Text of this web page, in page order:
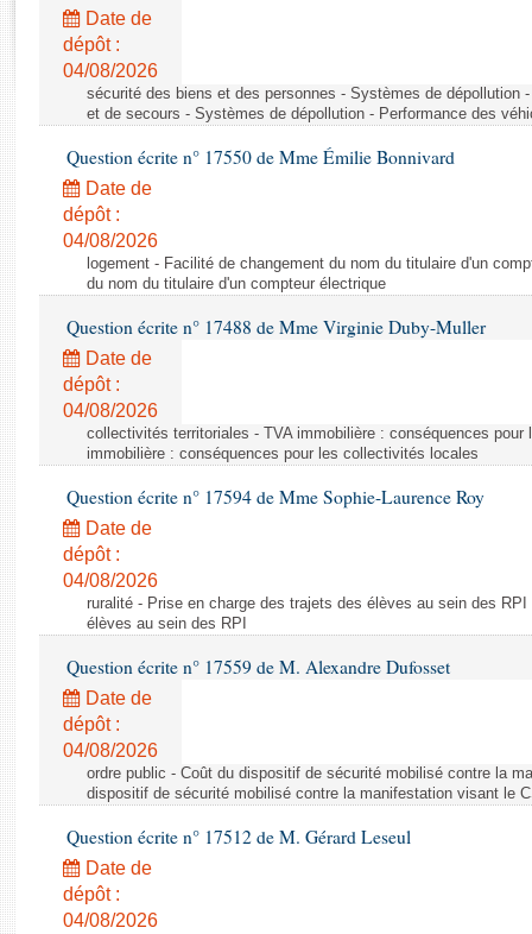
Rapports législatifs
Rapports sur l'application des lois
Baromètre de l’application des lois
Dossiers législatifs
Budget et sécurité sociale
Questions écrites et orales
Comptes rendus des débats
Date de
dépôt :
04/08/2026
sécurité des biens et des personnes - Systèmes de dépollution
et de secours - Systèmes de dépollution - Performance des
Question écrite n° 17550 de Mme Émilie Bonnivard
Date de
dépôt :
04/08/2026
logement - Facilité de changement du nom du titulaire d'un
du nom du titulaire d'un compteur électrique
Question écrite n° 17488 de Mme Virginie Duby-Muller
Date de
dépôt :
04/08/2026
collectivités territoriales - TVA immobilière : conséquences
immobilière : conséquences pour les collectivités locales
Question écrite n° 17594 de Mme Sophie-Laurence Roy
Date de
dépôt :
04/08/2026
ruralité - Prise en charge des trajets des élèves au sein des
élèves au sein des RPI
Question écrite n° 17559 de M. Alexandre Dufosset
Date de
dépôt :
04/08/2026
ordre public - Coût du dispositif de sécurité mobilisé contre la
dispositif de sécurité mobilisé contre la manifestation visant le
Question écrite n° 17512 de M. Gérard Leseul
Date de
dépôt :
04/08/2026